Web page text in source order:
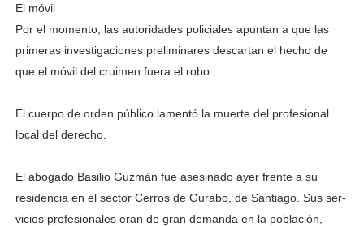
El móvil
Por el momento, las autoridades policiales apuntan a que las
prime­ras investigaciones preli­minares descartan el he­cho de
que el móvil del cruimen fuera el robo.
El cuerpo de orden pú­blico lamentó la muerte del profesional
local del derecho.
El abogado Basilio Guz­mán fue asesinado ayer frente a su
residencia en el sector Cerros de Gura­bo, de Santiago. Sus ser­
vicios profesionales eran de gran demanda en la población,